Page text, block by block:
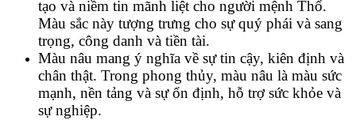
tạo và niềm tin mãnh liệt cho người mệnh Thổ.
Màu sắc này tượng trưng cho sự quý phái và sang
trọng, công danh và tiền tài.
Màu nâu mang ý nghĩa về sự tin cậy, kiên định và
chân thật. Trong phong thủy, màu nâu là màu sức
mạnh, nền tảng và sự ổn định, hỗ trợ sức khỏe và
sự nghiệp.